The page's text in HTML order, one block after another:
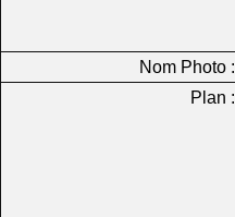
Nom Photo :
Plan :